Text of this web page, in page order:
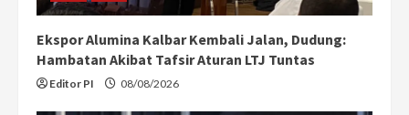
Ekspor Alumina Kalbar Kembali Jalan, Dudung:
Hambatan Akibat Tafsir Aturan LTJ Tuntas
Editor PI 08/08/2026